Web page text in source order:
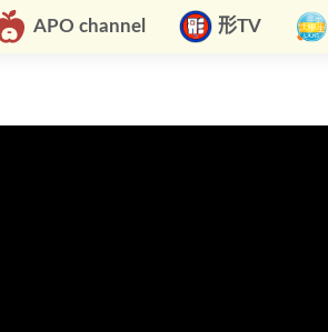
APO channel 形TV